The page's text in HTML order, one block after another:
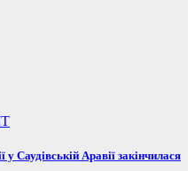
Саудівській Аравії закінчилася